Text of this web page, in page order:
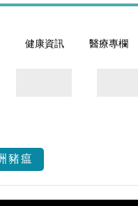
健康資訊 醫療專欄
豬瘟